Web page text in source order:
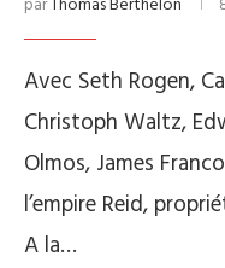
Avec Seth Rogen,
Christoph Waltz,
Olmos, James
l’empire Reid,
A la…